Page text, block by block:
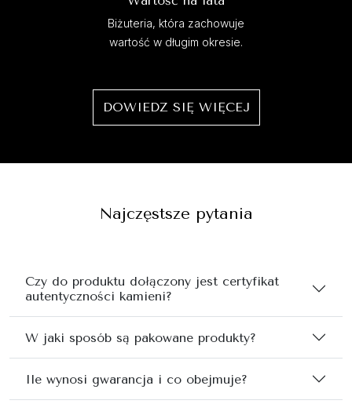
Biżuteria, która zachowuje
wartość w długim okresie.
DOWIEDZ SIĘ WIĘCEJ
Najczęstsze pytania
Czy do produktu dołączony jest certyfikat
autentyczności kamieni?
W jaki sposób są pakowane produkty?
Ile wynosi gwarancja i co obejmuje?